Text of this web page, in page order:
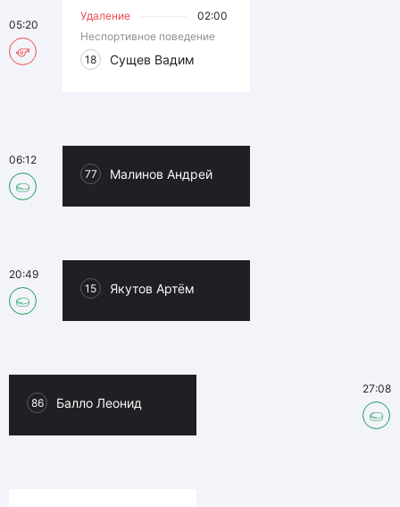
Удаление
02:00
Неспортивное поведение
18
Сущев Вадим
05:20
77 Малинов Андрей
06:12
15 Якутов Артём
20:49
86 Балло Леонид
27:08